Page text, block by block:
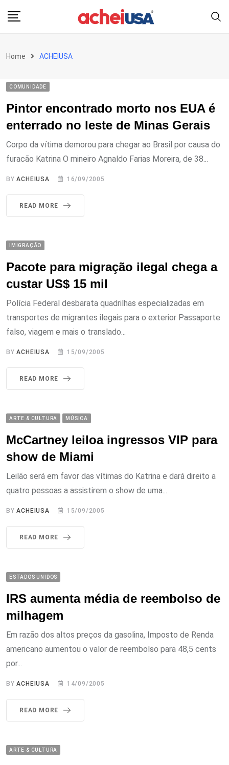
Home ACHEIUSA
COMUNIDADE
Pintor encontrado morto nos EUA é
enterrado no leste de Minas Gerais
Corpo da vítima demorou para chegar ao Brasil por causa do
furacão Katrina O mineiro Agnaldo Farias Moreira, de 38...
BYACHEIUSA 16/09/2005
READ MORE
IMIGRAÇÃO
Pacote para migração ilegal chega a
custar US$ 15 mil
Polícia Federal desbarata quadrilhas especializadas em
transportes de migrantes ilegais para o exterior Passaporte
falso, viagem e mais o translado...
BYACHEIUSA 15/09/2005
READ MORE
ARTE & CULTURA MÚSICA
McCartney leiloa ingressos VIP para
show de Miami
Leilão será em favor das vítimas do Katrina e dará direito a
quatro pessoas a assistirem o show de uma...
BYACHEIUSA 15/09/2005
READ MORE
ESTADOS UNIDOS
IRS aumenta média de reembolso de
milhagem
Em razão dos altos preços da gasolina, Imposto de Renda
americano aumentou o valor de reembolso para 48,5 cents
por...
BYACHEIUSA 14/09/2005
READ MORE
ARTE & CULTURA